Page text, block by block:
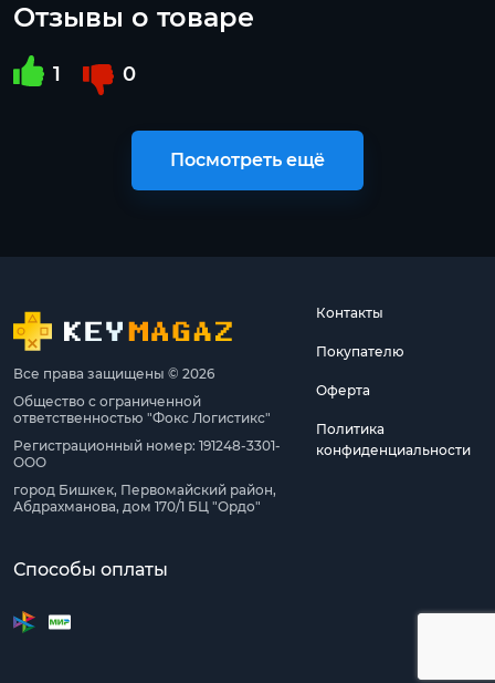
Отзывы о товаре
1 0
Посмотреть ещё
Все права защищены © 2026
Общество с ограниченной
ответственностью "Фокс Логистикс"
Регистрационный номер: 191248-3301-
ООО
город Бишкек, Первомайский район,
Абдрахманова, дом 170/1 БЦ "Ордо"
Контакты
Покупателю
Оферта
Политика
конфиденциальности
Способы оплаты